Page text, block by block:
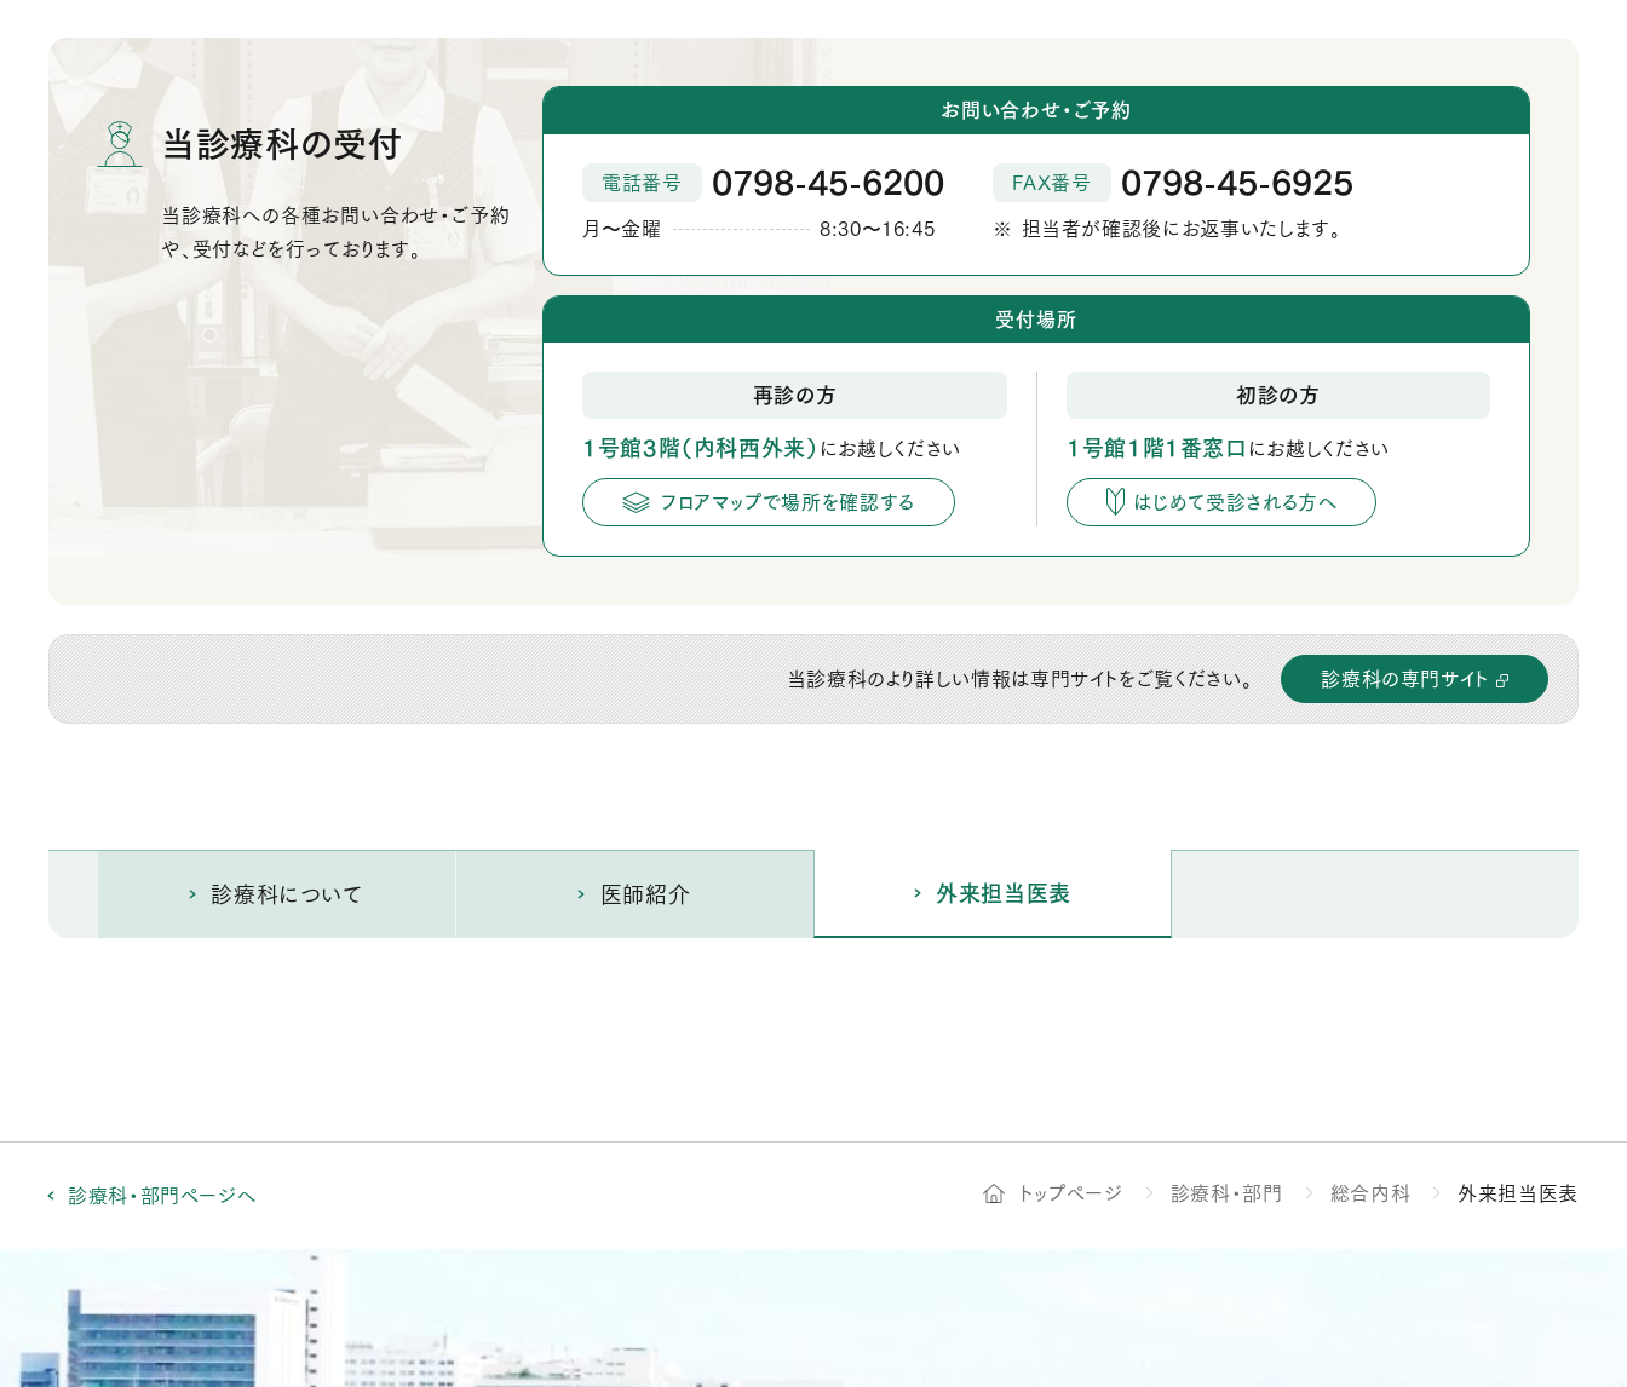
当診療科の受付
当診療科への各種お問い合わせ・ご予約
や、受付などを行っております。
お問い合わせ・ご予約
電話番号
0798 45 6200
月
ら
金曜
8:30
16:45
FAX番号
0798
‐
45 6925
担当者が確認後にお返事いたします。
受付場所
再診の方
1号館3階（内科西外来） にお越しください
フロアマップで場所を確認する
初診の方
1号館1階1番窓口 にお越しください
はじめて受診される方へ
当診療科のより詳しい情報は専門サイトをご覧ください。 診療科の専門サイト
診療科について 医師紹介 外来担当医表
診療科・部門ページへ トップページ 診療科・部門 総合内科 外来担当医表